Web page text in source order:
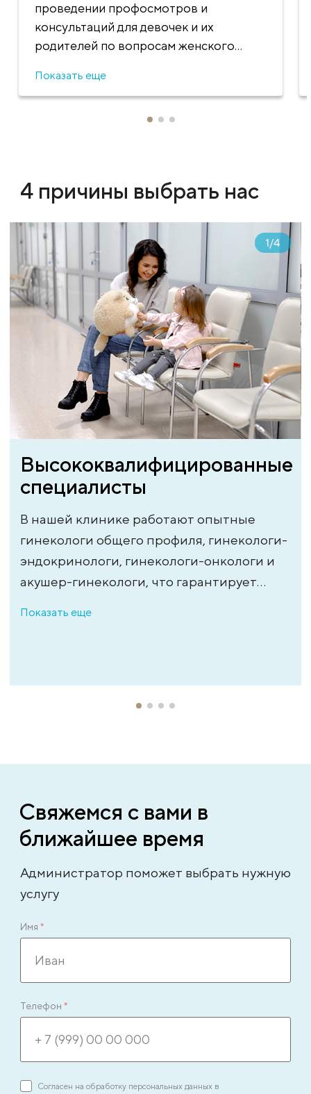
проведении профосмотров и
консультаций для девочек и их
родителей по вопросам женского
полового созревания. Важным
аспектом является предоставление
информации о гигиене и развитии.
Показать еще
4 причины выбрать нас
1/4
Высококвалифицированные
специалисты
В нашей клинике работают опытные
гинекологи общего профиля, гинекологи-
эндокринологи, гинекологи-онкологи и
акушер-гинекологи, что гарантирует
Показать еще
Свяжемся с вами в
ближайшее время
Администратор поможет выбрать нужную
услугу
Имя *
Телефон *
Согласен на обработку персональных данных в